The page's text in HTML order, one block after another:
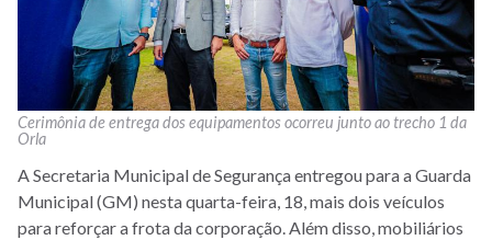
Cerimônia de entrega dos equipamentos ocorreu junto ao trecho 1 da
Orla
A Secretaria Municipal de Segurança entregou para a Guarda
Municipal (GM) nesta quarta-feira, 18, mais dois veículos
para reforçar a frota da corporação. Além disso, mobiliários